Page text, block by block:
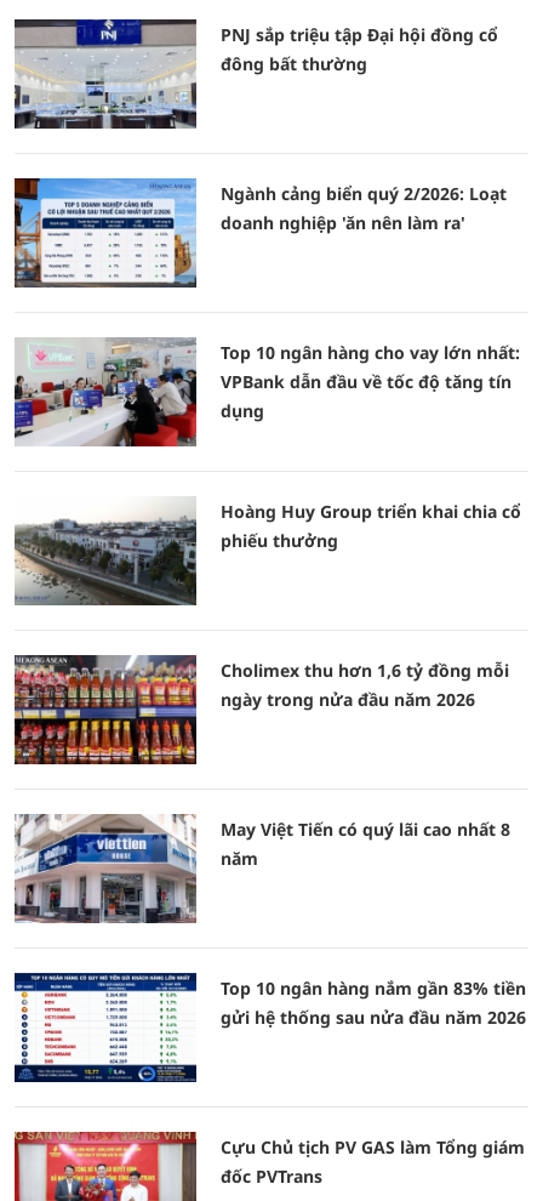
PNJ sắp triệu tập Đại hội đồng cổ
đông bất thường
Ngành cảng biển quý 2/2026: Loạt
doanh nghiệp 'ăn nên làm ra'
Top 10 ngân hàng cho vay lớn nhất:
VPBank dẫn đầu về tốc độ tăng tín
dụng
Hoàng Huy Group triển khai chia cổ
phiếu thưởng
Cholimex thu hơn 1,6 tỷ đồng mỗi
ngày trong nửa đầu năm 2026
May Việt Tiến có quý lãi cao nhất 8
năm
Top 10 ngân hàng nắm gần 83% tiền
gửi hệ thống sau nửa đầu năm 2026
Cựu Chủ tịch PV GAS làm Tổng giám
đốc PVTrans